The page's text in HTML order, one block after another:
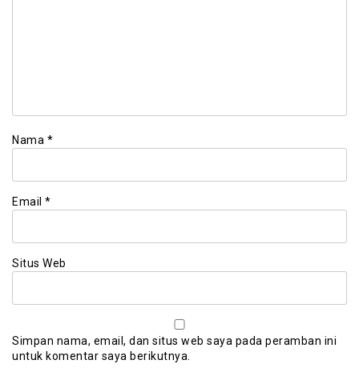
Nama *
Email *
Situs Web
Simpan nama, email, dan situs web saya pada peramban ini
untuk komentar saya berikutnya.